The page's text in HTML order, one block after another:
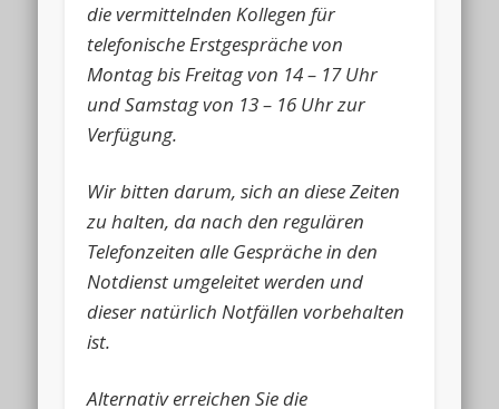
die vermittelnden Kollegen für
telefonische Erstgespräche von
Montag bis Freitag von 14 – 17 Uhr
und Samstag von 13 – 16 Uhr zur
Verfügung.
Wir bitten darum, sich an diese Zeiten
zu halten, da nach den regulären
Telefonzeiten alle Gespräche in den
Notdienst umgeleitet werden und
dieser natürlich Notfällen vorbehalten
ist.
Alternativ erreichen Sie die